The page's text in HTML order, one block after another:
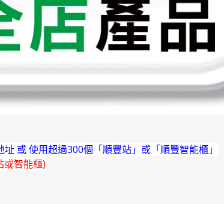
或 使用超過300個「順豐站」或「順豐智能櫃」
或智能櫃)